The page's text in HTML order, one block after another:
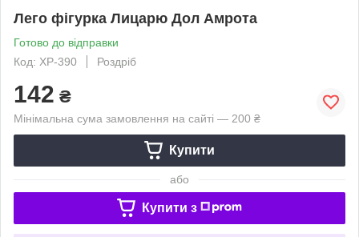
Лего фігурка Лицарю Дол Амрота
Готово до відправки
Код: XP-390
Роздріб
142 ₴
Мінімальна сума замовлення на сайті — 200 ₴
Купити
або
Купити з